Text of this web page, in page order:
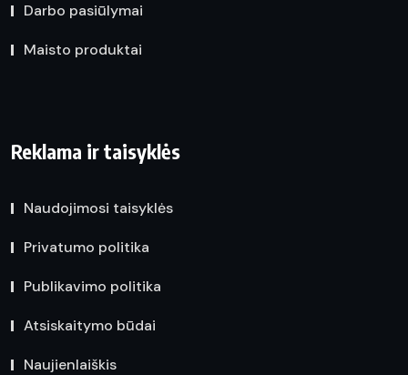
Darbo pasiūlymai
Maisto produktai
Reklama ir taisyklės
Naudojimosi taisyklės
Privatumo politika
Publikavimo politika
Atsiskaitymo būdai
Naujienlaiškis